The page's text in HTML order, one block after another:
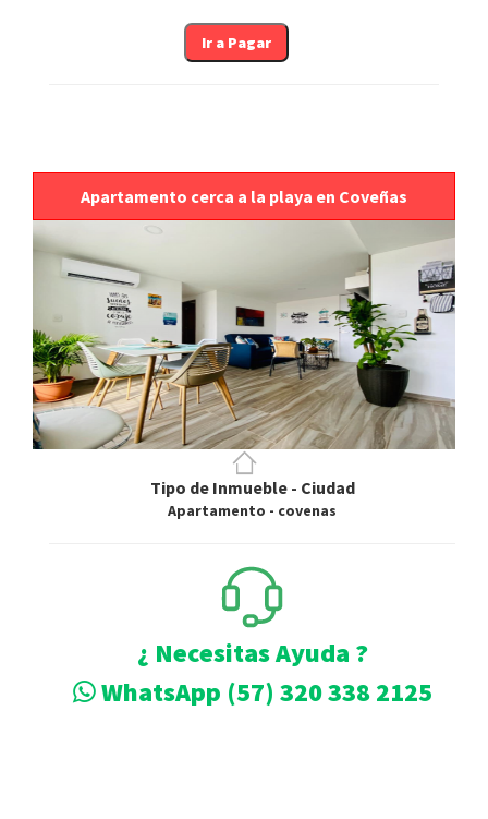
Apartamento cerca a la playa en Coveñas
Tipo de Inmueble - Ciudad
Apartamento - covenas
¿ Necesitas Ayuda ?
WhatsApp (57) 320 338 2125